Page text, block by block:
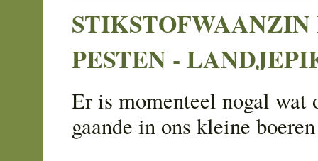
STIKSTOFWAANZIN
PESTEN -
Er is momenteel nogal wat
gaande in ons kleine